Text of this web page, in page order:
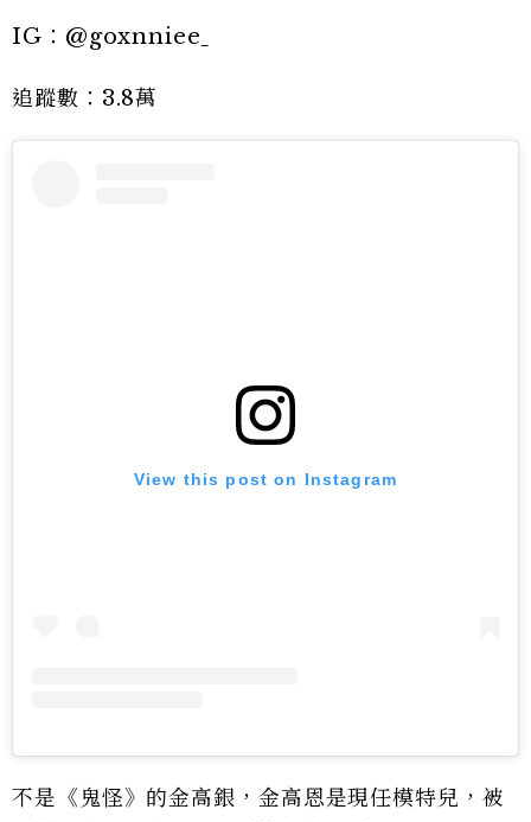
IG：@goxnniee
追蹤數：3.8萬
View this post on Instagram
不是《鬼怪》的金高銀，金高恩是現任模特兒，被